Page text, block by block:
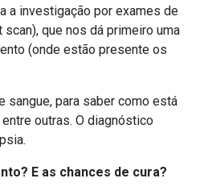
a investigação por exames de
que nos dá primeiro uma
(onde estão presente os
sangue, para saber como está
outras. O diagnóstico
E as chances de cura?